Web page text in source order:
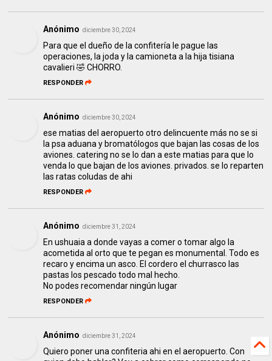
Anónimo diciembre 30, 2024
Para que el dueño de la confitería le pague las
operaciones, la joda y la camioneta a la hija tisiana
cavalieri 🤣 CHORRO.
RESPONDER
Anónimo diciembre 30, 2024
ese matias del aeropuerto otro delincuente más no se si
la psa aduana y bromatólogos que bajan las cosas de los
aviones. catering no se lo dan a este matias para que lo
venda lo que bajan de los aviones. privados. se lo reparten
las ratas coludas de ahi
RESPONDER
Anónimo diciembre 31, 2024
En ushuaia a donde vayas a comer o tomar algo la
acometida al orto que te pegan es monumental. Todo es
recaro y encima un asco. El cordero el churrasco las
pastas los pescado todo mal hecho.
No podes recomendar ningún lugar
RESPONDER
Anónimo diciembre 31, 2024
Quiero poner una confiteria ahi en el aeropuerto. Con